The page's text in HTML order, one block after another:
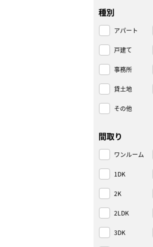
種別
アパート
戸建て
事務所
貸土地
その他
間取り
ワンルーム
1DK
2K
2LDK
3DK